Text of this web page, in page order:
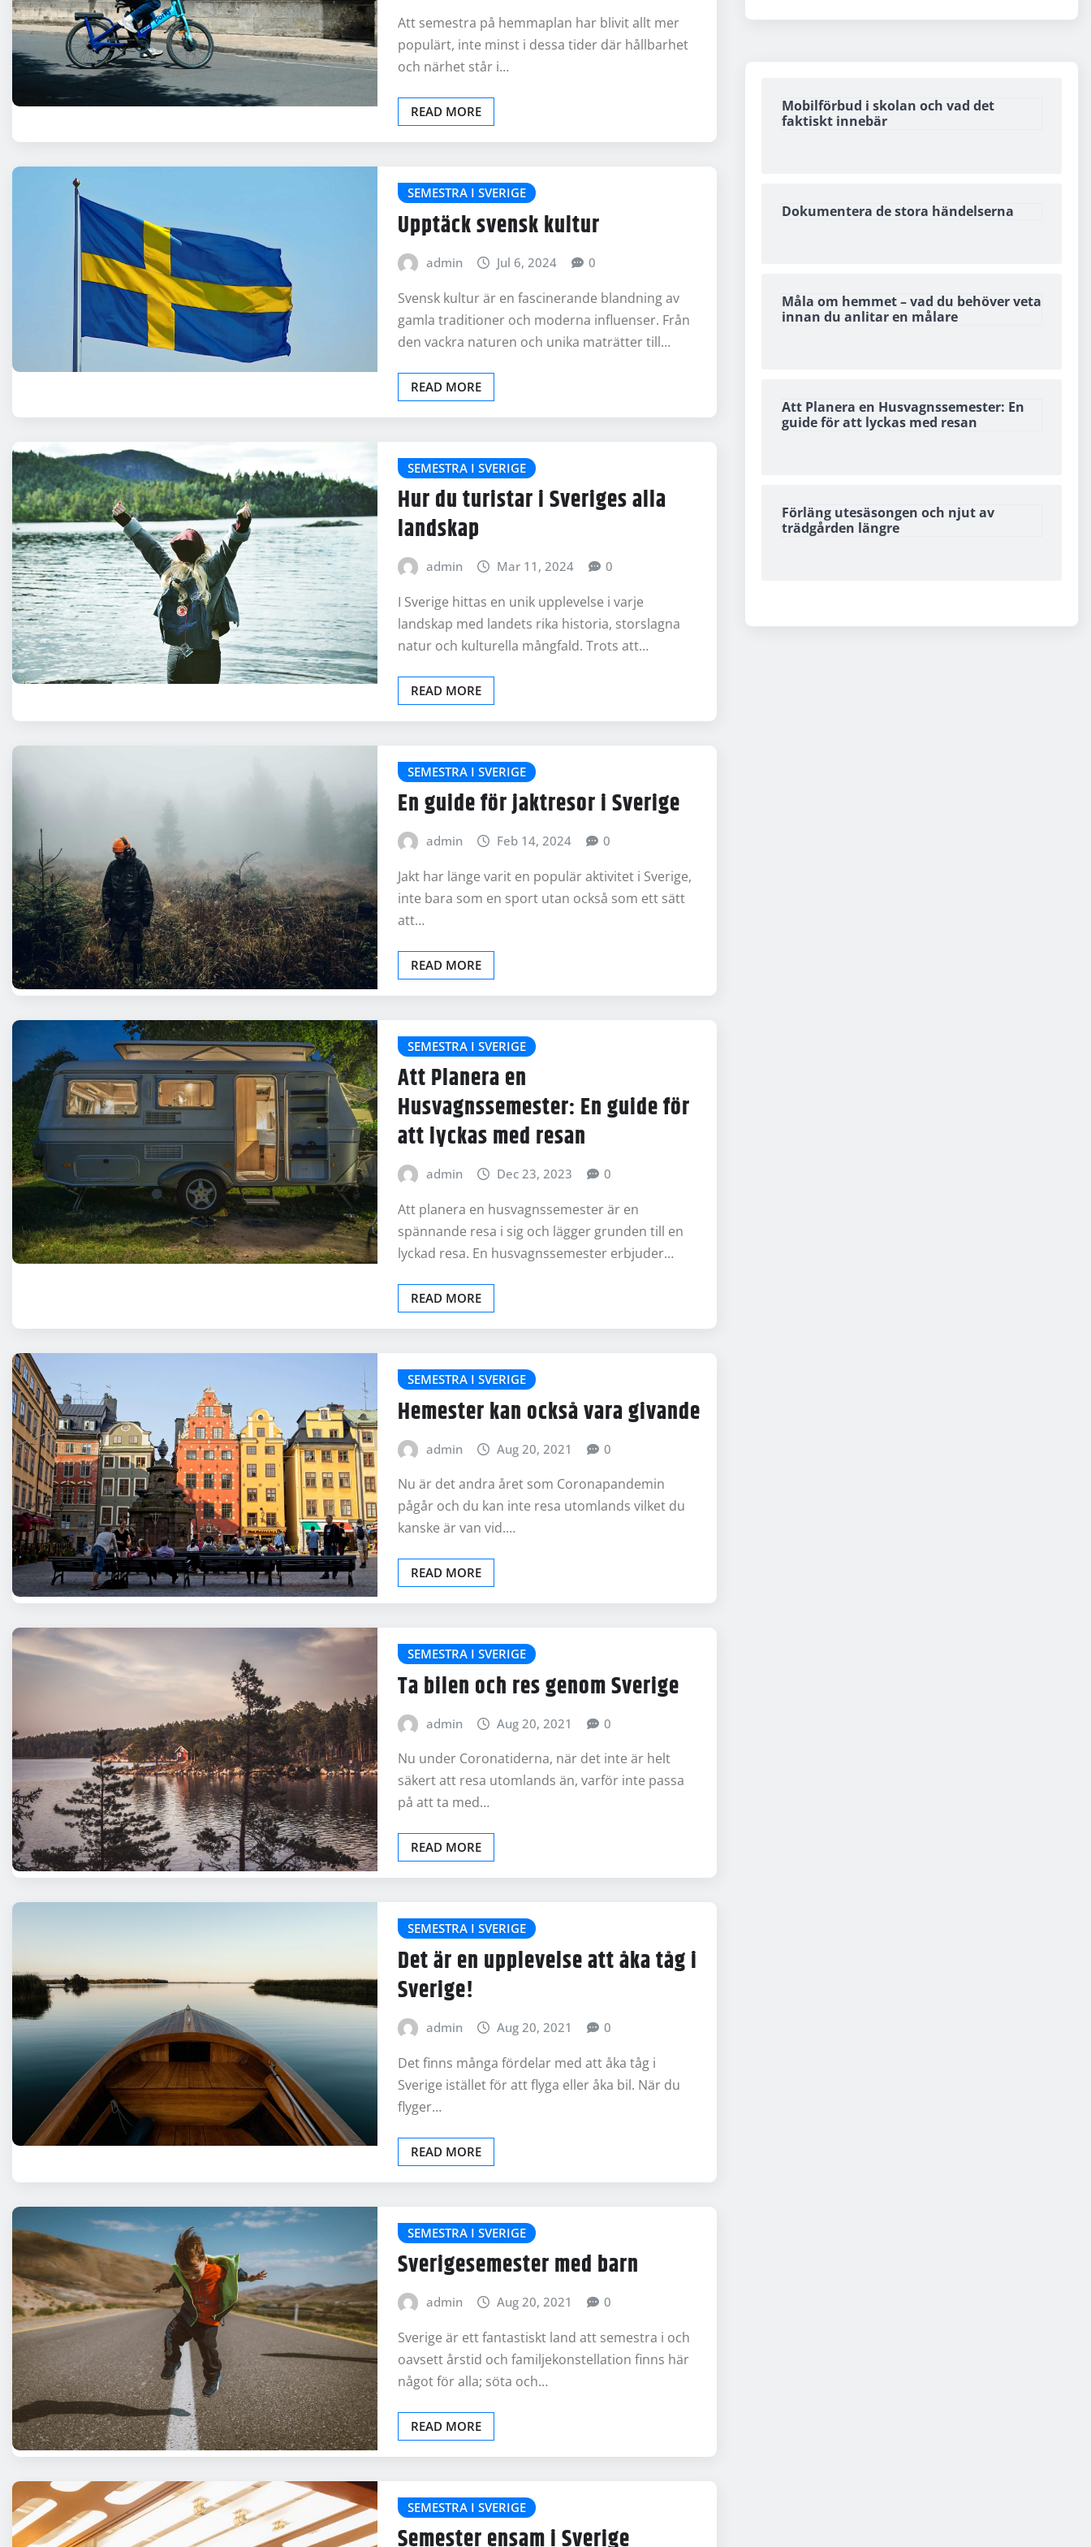
Att semestra på hemmaplan har blivit allt mer
populärt, inte minst i dessa tider där hållbarhet
och närhet står i…
READ MORE
SEMESTRA I SVERIGE
Upptäck svensk kultur
admin Jul 6, 2024 0
Svensk kultur är en fascinerande blandning av
gamla traditioner och moderna influenser. Från
den vackra naturen och unika maträtter till…
READ MORE
SEMESTRA I SVERIGE
Hur du turistar i Sveriges alla
landskap
admin Mar 11, 2024 0
I Sverige hittas en unik upplevelse i varje
landskap med landets rika historia, storslagna
natur och kulturella mångfald. Trots att…
READ MORE
SEMESTRA I SVERIGE
En guide för jaktresor i Sverige
admin Feb 14, 2024 0
Jakt har länge varit en populär aktivitet i Sverige,
inte bara som en sport utan också som ett sätt
att…
READ MORE
SEMESTRA I SVERIGE
Att Planera en
Husvagnssemester: En guide för
att lyckas med resan
admin Dec 23, 2023 0
Att planera en husvagnssemester är en
spännande resa i sig och lägger grunden till en
lyckad resa. En husvagnssemester erbjuder…
READ MORE
SEMESTRA I SVERIGE
Hemester kan också vara givande
admin Aug 20, 2021 0
Nu är det andra året som Coronapandemin
pågår och du kan inte resa utomlands vilket du
kanske är van vid.…
READ MORE
SEMESTRA I SVERIGE
Ta bilen och res genom Sverige
admin Aug 20, 2021 0
Nu under Coronatiderna, när det inte är helt
säkert att resa utomlands än, varför inte passa
på att ta med…
READ MORE
SEMESTRA I SVERIGE
Det är en upplevelse att åka tåg i
Sverige!
admin Aug 20, 2021 0
Det finns många fördelar med att åka tåg i
Sverige istället för att flyga eller åka bil. När du
flyger…
READ MORE
SEMESTRA I SVERIGE
Sverigesemester med barn
admin Aug 20, 2021 0
Sverige är ett fantastiskt land att semestra i och
oavsett årstid och familjekonstellation finns här
något för alla; söta och…
READ MORE
SEMESTRA I SVERIGE
Semester ensam i Sverige
Mobilförbud i skolan och vad det
faktiskt innebär
Dokumentera de stora händelserna
Måla om hemmet – vad du behöver veta
innan du anlitar en målare
Att Planera en Husvagnssemester: En
guide för att lyckas med resan
Förläng utesäsongen och njut av
trädgården längre